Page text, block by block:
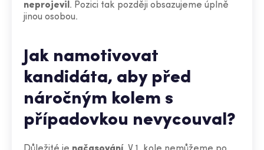
neprojevil . Pozici tak později obsazujeme úplně
jinou osobou.
Jak namotivovat
kandidáta, aby před
náročným kolem s
případovkou nevycouval?